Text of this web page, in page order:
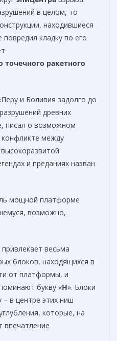
в целом, то
находившиеся
кладку по его
точечного ракетного
и Боливия задолго до
древних
писал о возможном
между
и преданиях назван
мощной платформе
возможно,
весьма
блоков, находящихся в
от платформы, и
букву «Н». Блоки
в центре этих ниш
которые, на
впечатление